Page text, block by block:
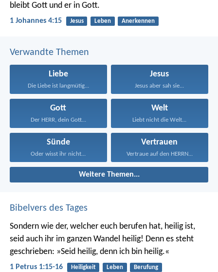
bleibt Gott und er in Gott.
1 Johannes 4:15 Jesus Leben Anerkennen
Verwandte Themen
Liebe
Die Liebe ist langmütig...
Jesus
Jesus aber sah sie...
Gott
Der HERR, dein Gott...
Welt
Liebt nicht die Welt...
Sünde
Oder wisst ihr nicht...
Vertrauen
Vertraue auf den HERRN...
Weitere Themen...
Bibelvers des Tages
Sondern wie der, welcher euch berufen hat, heilig ist,
seid auch ihr im ganzen Wandel heilig! Denn es steht
geschrieben: »Seid heilig, denn ich bin heilig.«
1 Petrus 1:15-16 Heiligkeit Leben Berufung